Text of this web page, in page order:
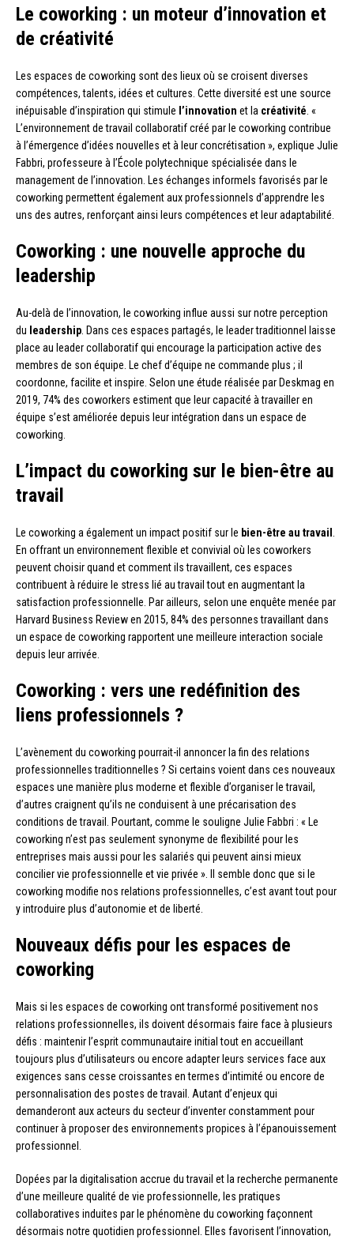
Le coworking : un moteur d’innovation et
de créativité
Les espaces de coworking sont des lieux où se croisent diverses
compétences, talents, idées et cultures. Cette diversité est une source
inépuisable d’inspiration qui stimule l’innovation et la créativité. «
L’environnement de travail collaboratif créé par le coworking contribue
à l’émergence d’idées nouvelles et à leur concrétisation », explique Julie
Fabbri, professeure à l’École polytechnique spécialisée dans le
management de l’innovation. Les échanges informels favorisés par le
coworking permettent également aux professionnels d’apprendre les
uns des autres, renforçant ainsi leurs compétences et leur adaptabilité.
Coworking : une nouvelle approche du
leadership
Au-delà de l’innovation, le coworking influe aussi sur notre perception
du leadership. Dans ces espaces partagés, le leader traditionnel laisse
place au leader collaboratif qui encourage la participation active des
membres de son équipe. Le chef d’équipe ne commande plus ; il
coordonne, facilite et inspire. Selon une étude réalisée par Deskmag en
2019, 74% des coworkers estiment que leur capacité à travailler en
équipe s’est améliorée depuis leur intégration dans un espace de
coworking.
L’impact du coworking sur le bien-être au
travail
Le coworking a également un impact positif sur le bien-être au travail .
En offrant un environnement flexible et convivial où les coworkers
peuvent choisir quand et comment ils travaillent, ces espaces
contribuent à réduire le stress lié au travail tout en augmentant la
satisfaction professionnelle. Par ailleurs, selon une enquête menée par
Harvard Business Review en 2015, 84% des personnes travaillant dans
un espace de coworking rapportent une meilleure interaction sociale
depuis leur arrivée.
Coworking : vers une redéfinition des
liens professionnels ?
L’avènement du coworking pourrait-il annoncer la fin des relations
professionnelles traditionnelles ? Si certains voient dans ces nouveaux
espaces une manière plus moderne et flexible d’organiser le travail,
d’autres craignent qu’ils ne conduisent à une précarisation des
conditions de travail. Pourtant, comme le souligne Julie Fabbri : « Le
coworking n’est pas seulement synonyme de flexibilité pour les
entreprises mais aussi pour les salariés qui peuvent ainsi mieux
concilier vie professionnelle et vie privée ». Il semble donc que si le
coworking modifie nos relations professionnelles, c’est avant tout pour
y introduire plus d’autonomie et de liberté.
Nouveaux défis pour les espaces de
coworking
Mais si les espaces de coworking ont transformé positivement nos
relations professionnelles, ils doivent désormais faire face à plusieurs
défis : maintenir l’esprit communautaire initial tout en accueillant
toujours plus d’utilisateurs ou encore adapter leurs services face aux
exigences sans cesse croissantes en termes d’intimité ou encore de
personnalisation des postes de travail. Autant d’enjeux qui
demanderont aux acteurs du secteur d’inventer constamment pour
continuer à proposer des environnements propices à l’épanouissement
professionnel.
Dopées par la digitalisation accrue du travail et la recherche permanente
d’une meilleure qualité de vie professionnelle, les pratiques
collaboratives induites par le phénomène du coworking façonnent
désormais notre quotidien professionnel. Elles favorisent l’innovation,